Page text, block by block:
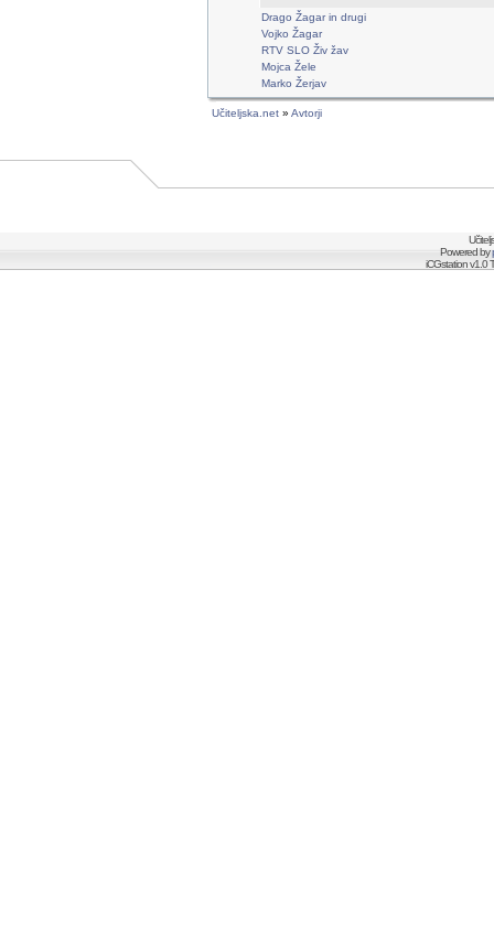
Drago Žagar in drugi
Vojko Žagar
RTV SLO Živ žav
Mojca Žele
Marko Žerjav
Učiteljska.net » Avtorji
Powered by
iCGstation v1.0